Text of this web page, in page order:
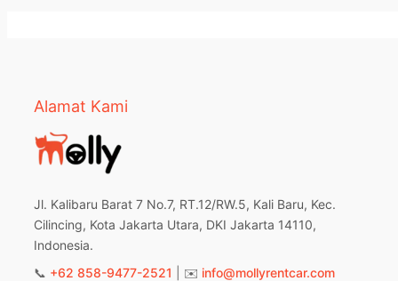
Alamat Kami
Jl. Kalibaru Barat 7 No.7, RT.12/RW.5, Kali Baru, Kec.
Cilincing, Kota Jakarta Utara, DKI Jakarta 14110,
Indonesia.
📞 +62 858-9477-2521 | ✉️ info@mollyrentcar.com